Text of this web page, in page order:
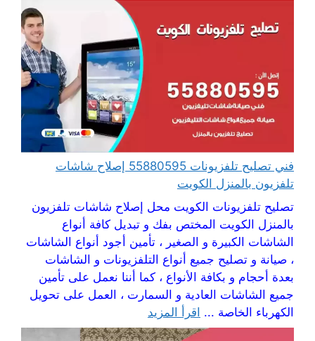
فني تصليح تلفزيونات 55880595 إصلاح شاشات
تلفزيون بالمنزل الكويت
تصليح تلفزيونات الكويت محل إصلاح شاشات تلفزيون
بالمنزل الكويت المختص بفك و تبديل كافة أنواع
الشاشات الكبيرة و الصغير ، تأمين أجود أنواع الشاشات
، صيانة و تصليح جميع أنواع التلفزيونات و الشاشات
بعدة أحجام و بكافة الأنواع ، كما أننا نعمل على تأمين
جميع الشاشات العادية و السمارت ، العمل على تحويل
الكهرباء الخاصة ... اقرأ المزيد